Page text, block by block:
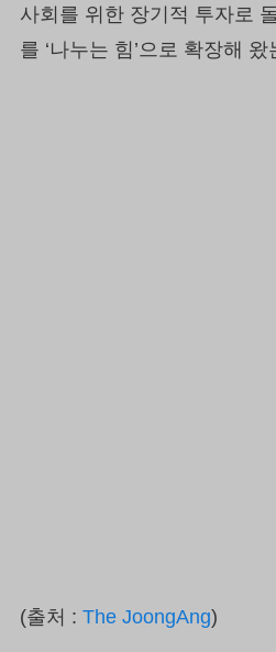
사회를 위한 장기적 투자로
를 ‘나누는 힘’으로 확장해 왔
(출처 : The JoongAng)